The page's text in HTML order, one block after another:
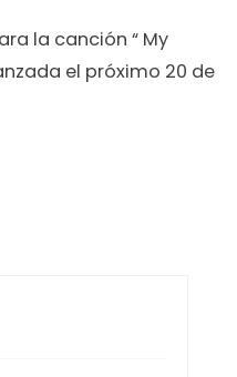
la canción “ My
el próximo 20 de